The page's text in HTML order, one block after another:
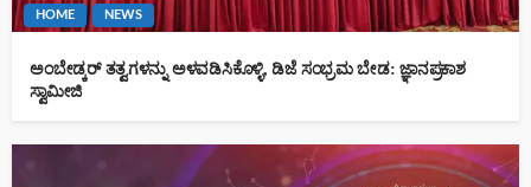
HOME NEWS
ಅಂಬೇಡ್ಕರ್ ತತ್ವಗಳನ್ನು ಅಳವಡಿಸಿಕೊಳ್ಳಿ, ಡಿಜೆ ಸಂಭ್ರಮ ಬೇಡ: ಜ್ಞಾನಪ್ರಕಾಶ
ಸ್ವಾಮೀಜಿ